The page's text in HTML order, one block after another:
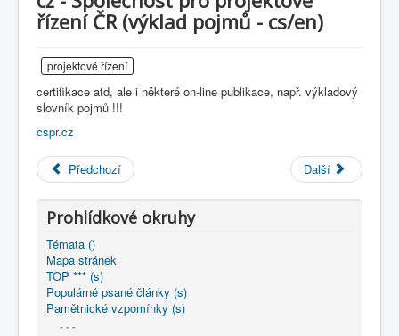
Cíle expozice
Současnost SW a IT
KNIHOVNA
Historické počítače
COBOL
E - instituce a info-zdroje
ostatní on-line muzea a stránky
cz - Společnost pro projektové řízení ČR (výklad pojmů -
cs/en)
řízení ČR (výklad pojmů - cs/en)
projektové řízení
certifikace atd, ale i některé on-line publikace, např. výkladový
slovník pojmů !!!
cspr.cz
Předchozí Další
Prohlídkové okruhy
Témata ()
Mapa stránek
TOP *** (s)
Populárně psané články (s)
Pamětnické vzpomínky (s)
- - -